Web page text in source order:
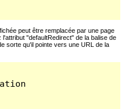
peut être remplacée par une page
"defaultRedirect" de la balise de
sorte qu'il pointe vers une URL de la